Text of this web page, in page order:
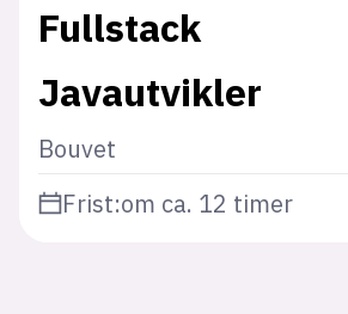
Fullstack
Javautvikler
Bouvet
Frist:om ca. 12 timer